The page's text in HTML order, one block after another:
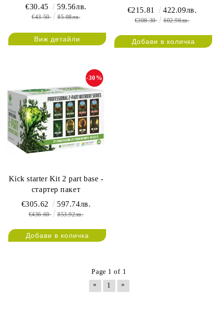
€30.45 59.56лв.
€43.50 85.08лв.
Виж детайли
€215.81 422.09лв.
€308.30 602.98лв.
Kick starter Kit 2 part base -
стартер пакет
-30%
€305.62 597.74лв.
€436.60 853.92лв.
Page 1 of 1
«
1 »